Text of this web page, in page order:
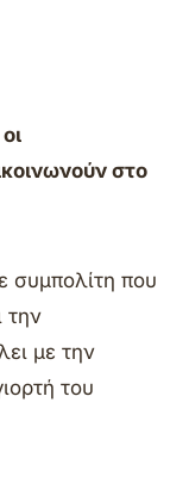
στο
συμπολίτη που
την
με την
του